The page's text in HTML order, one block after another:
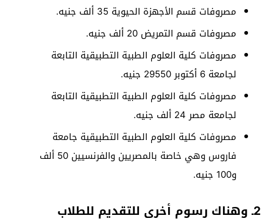
مصروفات قسم الأجهزة الحيوية 35 ألف جنيه.
مصروفات قسم التمريض 20 ألف جنيه.
مصروفات كلية العلوم الطبية التطبيقية التابعة
لجامعة 6 أكتوبر 29550 جنيه.
مصروفات كلية العلوم الطبية التطبيقية التابعة
لجامعة مصر 24 ألف جنيه.
مصروفات كلية العلوم الطبية التطبيقية جامعة
فاروس وهي خاصة بالمصريين والفرنسيين 50 ألف
و100 جنيه.
2ـ وهناك رسوم أخرى للتقديم للطلاب